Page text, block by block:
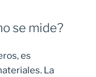
se mide?
es
La